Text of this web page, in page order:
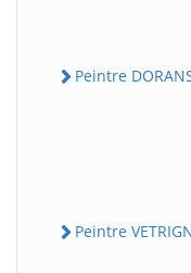
Peintre
Peintre